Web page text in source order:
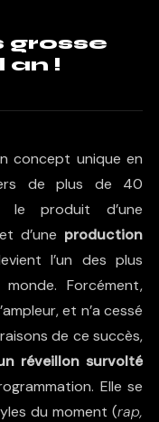
grosse
an !
concept unique en
de plus de 40
le produit d’une
d’une production
l’un des plus
Forcément,
et n’a cessé
de ce succès,
réveillon survolté
Elle se
du moment (rap,